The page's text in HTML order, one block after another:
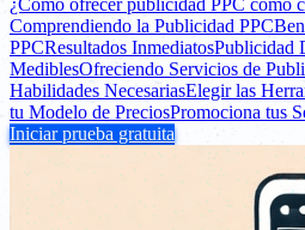
Comprendiendo la Publicidad PPC
PPCResultados InmediatosPublicidad
MediblesOfreciendo Servicios de
Habilidades NecesariasElegir las
tu Modelo de PreciosPromociona tus
Iniciar prueba gratuita